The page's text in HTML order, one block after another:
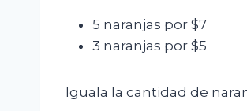
5 naranjas por $7
3 naranjas por $5
Iguala la cantidad de